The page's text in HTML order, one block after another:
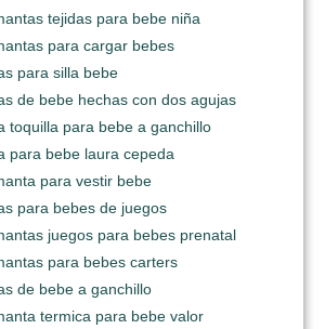
tejidas para bebe niña
para cargar bebes
para silla bebe
de bebe hechas con dos agujas
toquilla para bebe a ganchillo
para bebe laura cepeda
para vestir bebe
para bebes de juegos
juegos para bebes prenatal
para bebes carters
de bebe a ganchillo
termica para bebe valor